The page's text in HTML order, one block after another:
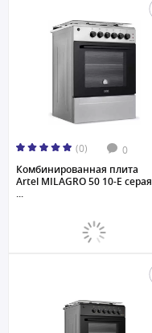
(0) 0
Комбинированная плита
Artel MILAGRO 50 10-E серая
...